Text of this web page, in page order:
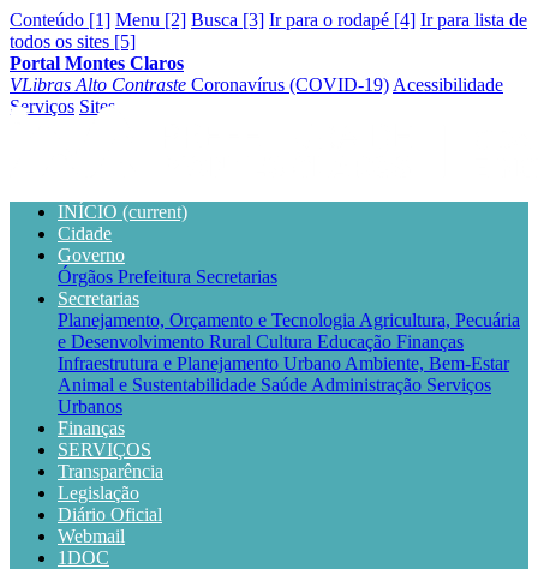
Conteúdo [1] Menu [2] Busca [3] Ir para o rodapé [4] Ir para lista de
todos os sites [5]
Portal Montes Claros
VLibras Alto Contraste Coronavírus (COVID-19) Acessibilidade
Serviços Sites
INÍCIO (current)
Cidade
Governo
Órgãos Prefeitura Secretarias
Secretarias
Planejamento, Orçamento e Tecnologia Agricultura, Pecuária
e Desenvolvimento Rural Cultura Educação Finanças
Infraestrutura e Planejamento Urbano Ambiente, Bem-Estar
Animal e Sustentabilidade Saúde Administração Serviços
Urbanos
Finanças
SERVIÇOS
Transparência
Legislação
Diário Oficial
Webmail
1DOC